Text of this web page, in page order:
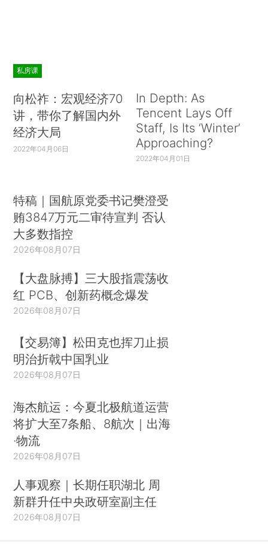
私房课
向松祚：宏观经济70
讲，带你了解国内外
经济大局
2022年04月06日
In Depth: As
Tencent Lays Off
Staff, Is Its ‘Winter’
Approaching?
2022年04月01日
特稿｜国航原党委书记樊澄受
贿3847万元二审待宣判 否认
大多数指控
2026年08月07日
【大盘脉搏】三大股指震荡收
红 PCB、创新药概念爆发
2026年08月07日
【交易簿】松田克也挥刀止损
明治折戟中国乳业
2026年08月07日
海杰航运：今夏北极航道运营
将扩大至7条船、8航次｜出海
·物流
2026年08月07日
人事观察｜长期任职湖北 周
新群升任中央政研室副主任
2026年08月07日